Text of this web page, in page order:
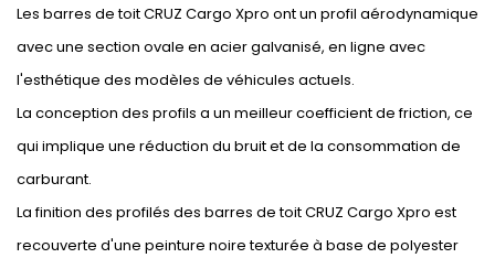
Les barres de toit CRUZ Cargo Xpro ont un profil aérodynamique
avec une section ovale en acier galvanisé, en ligne avec
l'esthétique des modèles de véhicules actuels.
La conception des profils a un meilleur coefficient de friction, ce
qui implique une réduction du bruit et de la consommation de
carburant.
La finition des profilés des barres de toit CRUZ Cargo Xpro est
recouverte d'une peinture noire texturée à base de polyester